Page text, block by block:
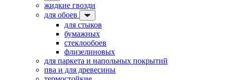
жидкие гвозди
для обоев
для стыков
бумажных
стеклообоев
флизелиновых
для паркета и напольных покрытий
пва и для древесины